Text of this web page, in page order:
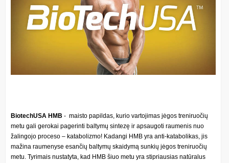
BiotechUSA HMB - maisto papildas, kurio vartojimas jėgos treniruočių
metu gali gerokai pagerinti baltymų sintezę ir apsaugoti raumenis nuo
žalingojo proceso – katabolizmo! Kadangi HMB yra anti-katabolikas, jis
mažina raumenyse esančių baltymų skaidymą sunkių jėgos treniruočių
metu. Tyrimais nustatyta, kad HMB šiuo metu yra stipriausias natūralus